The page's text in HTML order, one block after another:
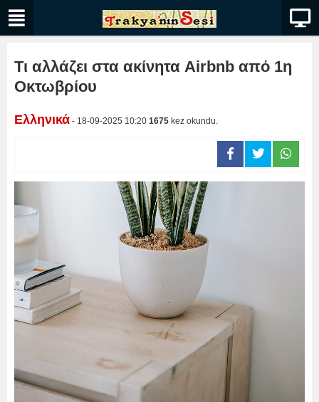
Τι αλλάζει στα ακίνητα Airbnb από 1η
Οκτωβρίου
Ελληνικά - 18-09-2025 10:20 1675 kez okundu.